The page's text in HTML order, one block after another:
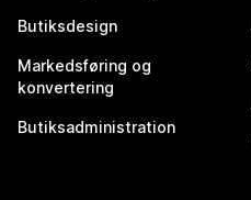
Butiksdesign
Markedsføring og
konvertering
Butiksadministration